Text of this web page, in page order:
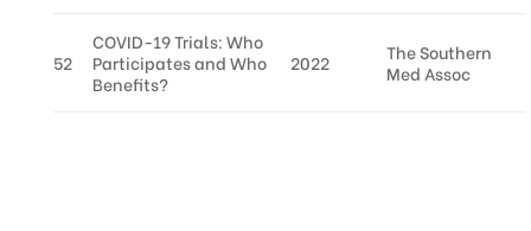
52
COVID-19 Trials: Who
Participates and Who
Benefits?
2022
The Southern
Med Assoc